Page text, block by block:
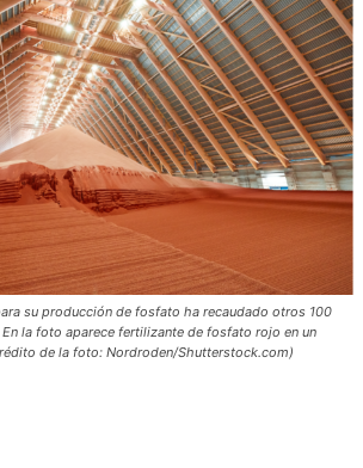
su producción de fosfato ha recaudado otros 100
la foto aparece fertilizante de fosfato rojo en un
de la foto: Nordroden/Shutterstock.com)